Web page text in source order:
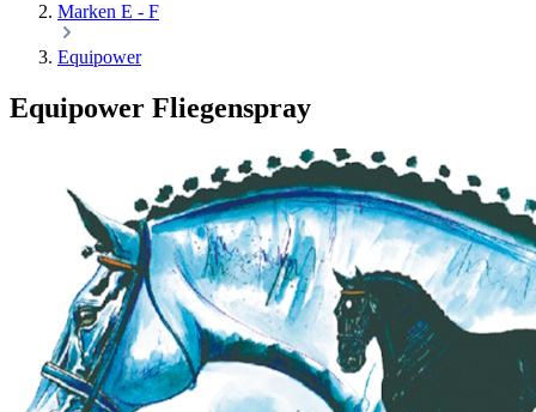
Marken E - F
Equipower
Equipower Fliegenspray